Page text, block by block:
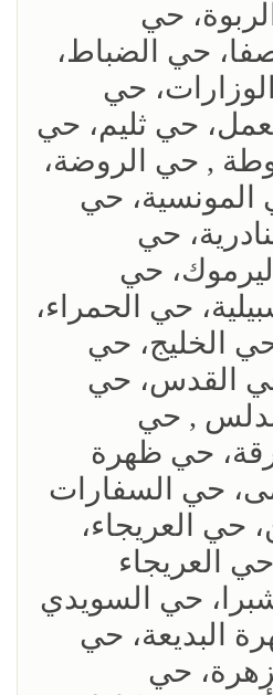
حي
حي الضباط،
حي
حي ثليم، حي
, حي الروضة،
المونسية، حي
حي
حي
حي الحمراء،
الخليج، حي
القدس، حي
, حي
حي ظهرة
حي السفارات
حي العريجاء،
العريجاء
حي السويدي
البديعة، حي
حي